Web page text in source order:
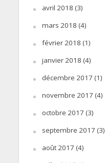
avril 2018 (3)
mars 2018 (4)
février 2018 (1)
janvier 2018 (4)
décembre 2017 (1)
novembre 2017 (4)
octobre 2017 (3)
septembre 2017 (3)
août 2017 (4)